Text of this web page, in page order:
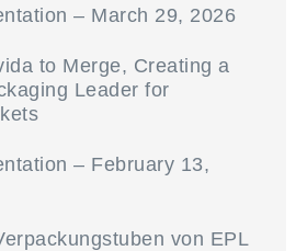
– March 29, 2026
to Merge, Creating a
Leader for
– February 13,
von EPL